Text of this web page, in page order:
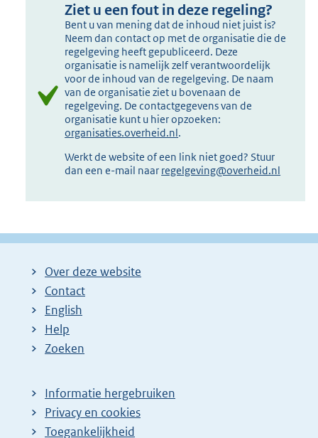
Ziet u een fout in deze regeling?
Bent u van mening dat de inhoud niet juist is?
Neem dan contact op met de organisatie die de
regelgeving heeft gepubliceerd. Deze
organisatie is namelijk zelf verantwoordelijk
voor de inhoud van de regelgeving. De naam
van de organisatie ziet u bovenaan de
regelgeving. De contactgegevens van de
organisatie kunt u hier opzoeken:
organisaties.overheid.nl.
Werkt de website of een link niet goed? Stuur
dan een e-mail naar regelgeving@overheid.nl
Over deze website
Contact
English
Help
Zoeken
Informatie hergebruiken
Privacy en cookies
Toegankelijkheid